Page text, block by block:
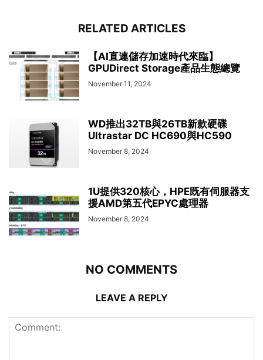
RELATED ARTICLES
【AI直連儲存加速時代來臨】
GPUDirect Storage產品生態總覽
November 11, 2024
WD推出32TB與26TB新款硬碟
Ultrastar DC HC690與HC590
November 8, 2024
1U提供320核心，HPE既有伺服器支
援AMD第五代EPYC處理器
November 8, 2024
NO COMMENTS
LEAVE A REPLY